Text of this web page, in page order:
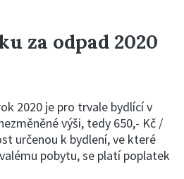
za odpad 2020
2020 je pro trvale bydlící v
výši, tedy 650,- Kč /
určenou k bydlení, ve které
pobytu, se platí poplatek